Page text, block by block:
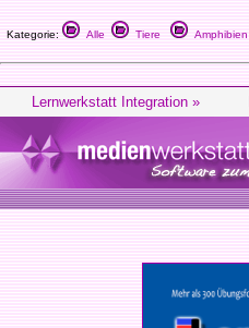
Kategorie: Alle Tiere Amphibien
Lernwerkstatt Integration »